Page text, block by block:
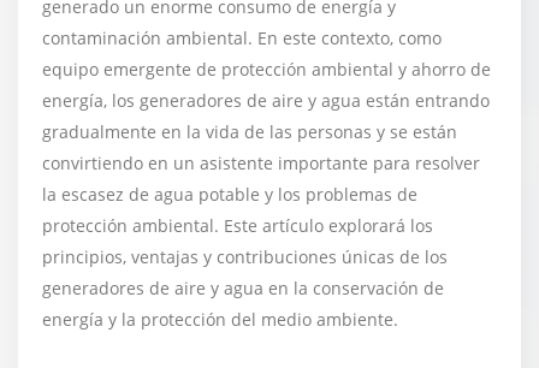
generado un enorme consumo de energía y
contaminación ambiental. En este contexto, como
equipo emergente de protección ambiental y ahorro de
energía, los generadores de aire y agua están entrando
gradualmente en la vida de las personas y se están
convirtiendo en un asistente importante para resolver
la escasez de agua potable y los problemas de
protección ambiental. Este artículo explorará los
principios, ventajas y contribuciones únicas de los
generadores de aire y agua en la conservación de
energía y la protección del medio ambiente.